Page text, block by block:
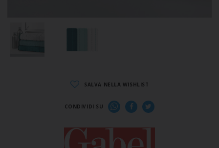
SALVA NELLA WISHLIST
CONDIVIDI SU